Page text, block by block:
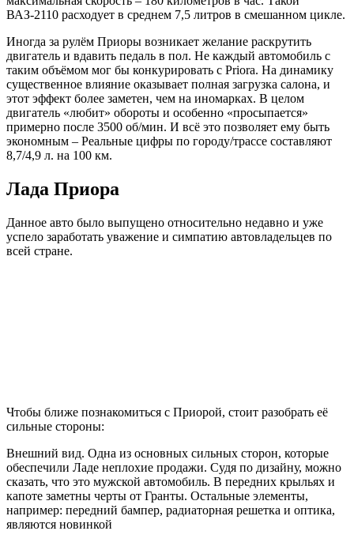
ВАЗ-2110 расходует в среднем 7,5 литров в смешанном цикле.
Иногда за рулём Приоры возникает желание раскрутить
двигатель и вдавить педаль в пол. Не каждый автомобиль с
таким объёмом мог бы конкурировать с Priora. На динамику
существенное влияние оказывает полная загрузка салона, и
этот эффект более заметен, чем на иномарках. В целом
двигатель «любит» обороты и особенно «просыпается»
примерно после 3500 об/мин. И всё это позволяет ему быть
экономным – Реальные цифры по городу/трассе составляют
8,7/4,9 л. на 100 км.
Лада Приора
Данное авто было выпущено относительно недавно и уже
успело заработать уважение и симпатию автовладельцев по
всей стране.
Чтобы ближе познакомиться с Приорой, стоит разобрать её
сильные стороны:
Внешний вид. Одна из основных сильных сторон, которые
обеспечили Ладе неплохие продажи. Судя по дизайну, можно
сказать, что это мужской автомобиль. В передних крыльях и
капоте заметны черты от Гранты. Остальные элементы,
например: передний бампер, радиаторная решетка и оптика,
являются новинкой